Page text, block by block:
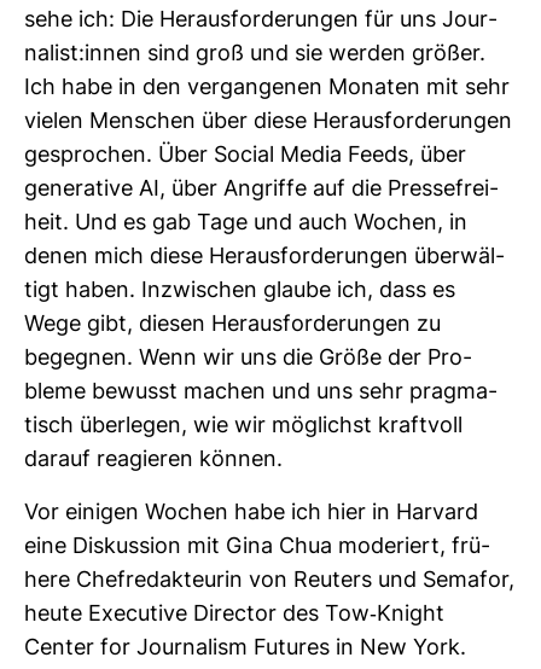
sehe ich: Die Her­aus­for­de­rungen für uns Jour­
na­list:innen sind groß und sie werden größer.
Ich habe in den ver­gan­genen Monaten mit sehr
vielen Men­schen über diese Her­aus­for­de­rungen
gespro­chen. Über Social Media Feeds, über
gene­ra­tive AI, über Angriffe auf die Pres­se­frei­
heit. Und es gab Tage und auch Wochen, in
denen mich diese Her­aus­for­de­rungen über­wäl­
tigt haben. Inzwi­schen glaube ich, dass es
Wege gibt, diesen Her­aus­for­de­rungen zu
begegnen. Wenn wir uns die Größe der Pro­
bleme bewusst machen und uns sehr prag­ma­
tisch über­legen, wie wir mög­lichst kraft­voll
darauf reagieren können.
Vor einigen Wochen habe ich hier in Har­vard
eine Dis­kus­sion mit Gina Chua mode­riert, frü­
here Chef­re­dak­teurin von Reu­ters und Semafor,
heute Exe­cu­tive Director des Tow-​Knight
Center for Jour­na­lism Futures in New York.